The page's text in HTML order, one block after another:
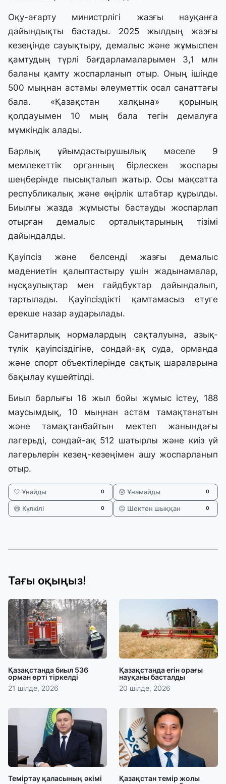
Оқу-ағарту министрлігі жазғы науқанға
дайындықты бастады. 2025 жылдың жазғы
кезеңінде сауықтыру, демалыс және жұмыспен
қамтудың түрлі бағдарламаларымен 3,1 млн
баланы қамту жоспарланып отыр. Оның ішінде
500 мыңнан астамы әлеуметтік осал санаттағы
бала. «Қазақстан халқына» қорының
қолдауымен 10 мың бала тегін демалуға
мүмкіндік алады.
Барлық ұйымдастырушылық мәселе 9
мемлекеттік органның бірлескен жоспары
шеңберінде пысықталып жатыр. Осы мақсатта
республикалық және өңірлік штабтар құрылды.
Биылғы жазда жұмысты бастауды жоспарлап
отырған демалыс орталықтарының тізімі
дайындалды.
Қауіпсіз және белсенді жазғы демалыс
мәдениетін қалыптастыру үшін жадынамалар,
нұсқаулықтар мен гайдбуктар дайындалып,
тартылады. Қауіпсіздікті қамтамасыз етуге
ерекше назар аударылады.
Санитарлық нормалардың сақталуына, азық-
түлік қауіпсіздігіне, сондай-ақ суда, орманда
және спорт объектілерінде сақтық шараларына
бақылау күшейтілді.
Биыл барлығы 16 жыл бойы жұмыс істеу, 188
маусымдық, 10 мыңнан астам тамақтанатын
және тамақтанбайтын мектеп жанындағы
лагерьді, сондай-ақ 512 шатырлы және киіз үй
лагерьлерін кезең-кезеңімен ашу жоспарланып
отыр.
🤍 Ұнайды 0 😞 Ұнамайды 0
😄 Күлкілі 0 😡 Шектен шыққан 0
Тағы оқыңыз!
Қазақстанда биыл 536
орман өрті тіркелді
21 шілде, 2026
Қазақстанда егін орағы
науқаны басталды
20 шілде, 2026
Теміртау қаласының әкімі
Қазақстан темір жолы